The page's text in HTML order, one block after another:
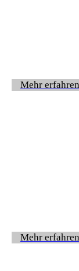
Mehr erfahren
Mehr erfahren